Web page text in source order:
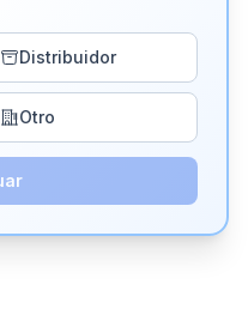
Distribuidor
Otro